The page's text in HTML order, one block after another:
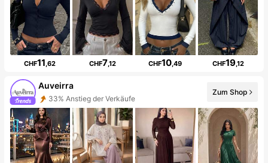
CHF11,62 CHF7,12 CHF10,49 CHF19,12
Auveirra
33% Anstieg der Verkäufe
Zum Shop